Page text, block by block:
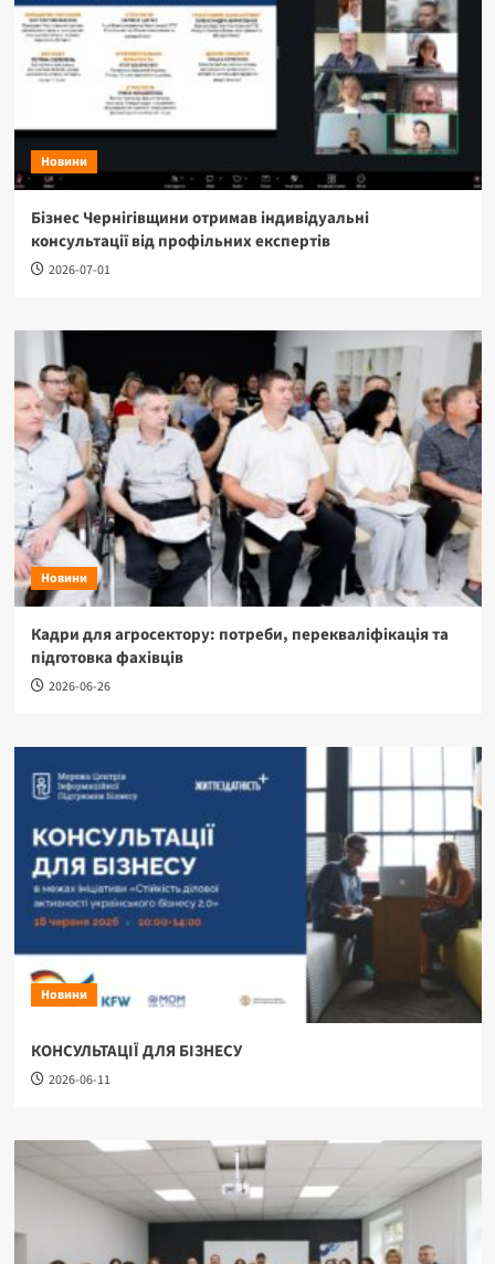
Новини
Бізнес Чернігівщини отримав індивідуальні
консультації від профільних експертів
2026-07-01
Новини
Кадри для агросектору: потреби, перекваліфікація та
підготовка фахівців
2026-06-26
Новини
КОНСУЛЬТАЦІЇ ДЛЯ БІЗНЕСУ
2026-06-11